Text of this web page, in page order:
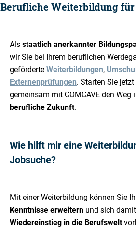
Berufliche Weiterbildung
Als staatlich anerkannter
wir Sie bei Ihrem beruflichen
geförderte Weiterbildungen,
Externenprüfungen. Starten Sie
gemeinsam mit COMCAVE den Weg
berufliche Zukunft.
Wie hilft mir eine
Jobsuche?
Mit einer Weiterbildung können Sie
Kenntnisse erweitern und sich
Wiedereinstieg in die Berufswelt